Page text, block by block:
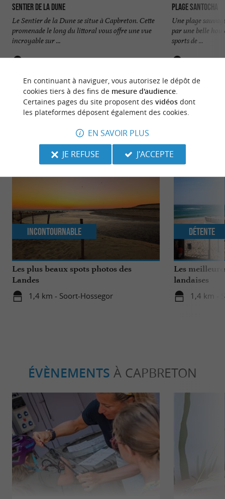
Sentier de la Dune
Le Sentier de la Dune se situe à Capbreton. Cette
promenade le long du littoral vous offre une vue
incroyable sur ...
645 m - Capbreton
Plage Santocha
Une plage
par une belle
sports de ...
696 m -
NOUS AVONS TESTÉPOUR VOUS
Les plus beaux spots photos des
Landes
1,4 km - Soort-Hossegor
Incontournable
Les
landaises
1,4 km -
Détente
ÉVÈNEMENTS À CAPBRETON
En continuant à naviguer, vous autorisez le dépôt de
cookies tiers à des fins de mesure d'audience.
Certaines pages du site proposent des vidéosdont
les plateformes déposent également des cookies.
EN SAVOIR PLUS
JE REFUSE
J'ACCEPTE